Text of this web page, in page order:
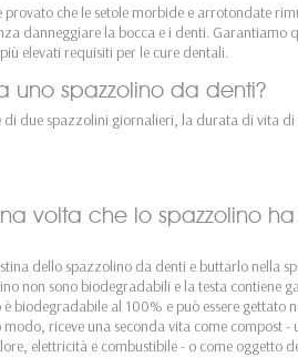
provato che le setole morbide e arrotondate
danneggiare la bocca e i denti. Garantiamo
elevati requisiti per le cure dentali.
uno spazzolino da denti?
di due spazzolini giornalieri, la durata di vita
volta che lo spazzolino
dello spazzolino da denti e buttarlo nella
non sono biodegradabili e la testa contiene
biodegradabile al 100% e può essere gettato
riceve una seconda vita come compost
elettricità e combustibile - o come oggetto